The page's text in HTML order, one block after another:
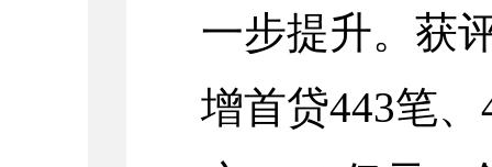
一步提升。获
增首贷443笔